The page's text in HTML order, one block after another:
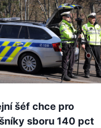
šéf chce pro
sboru 140 pct